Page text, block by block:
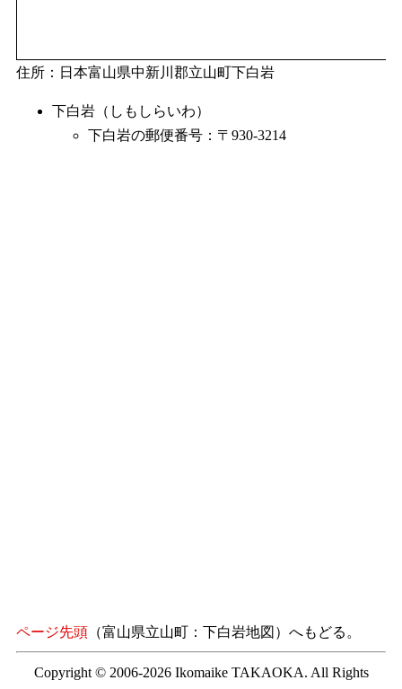
住所：日本富山県中新川郡立山町下白岩
下白岩（しもしらいわ）
下白岩の郵便番号：〒930-3214
ページ先頭 （富山県立山町：下白岩地図）へもどる。
Copyright © 2006-2026 Ikomaike TAKAOKA. All Rights